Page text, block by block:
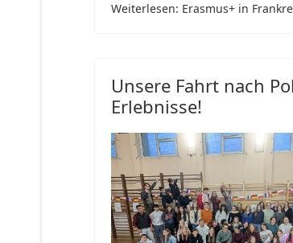
Weiterlesen: Erasmus+ in
Unsere Fahrt nach
Erlebnisse!